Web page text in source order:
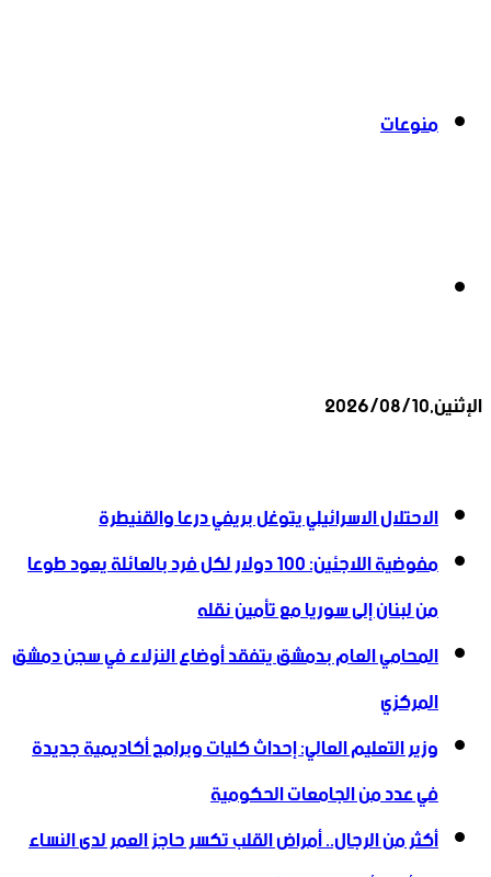
منوعات
الإثنين,2026/08/10
الاحتلال الاسرائيلي يتوغل بريفي درعا والقنيطرة
مفوضية اللاجئين: 100 دولار لكل فرد بالعائلة يعود طوعا
من لبنان إلى سوريا مع تأمين نقله
المحامي العام بدمشق يتفقد أوضاع النزلاء في سجن دمشق
المركزي
وزير التعليم العالي: إحداث كليات وبرامج أكاديمية جديدة
في عدد من الجامعات الحكومية
أكثر من الرجال.. أمراض القلب تكسر حاجز العمر لدى النساء